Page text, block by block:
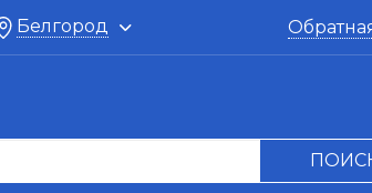
Белгород